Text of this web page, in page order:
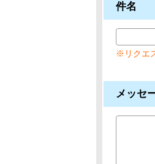
件名
※リクエ
メッセ